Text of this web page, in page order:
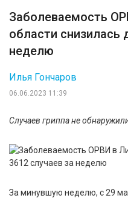
Заболеваемость
области снизилась
неделю
06.06.2023 11:39
Илья Гончаров
Случаев гриппа не
За минувшую неделю, с 29